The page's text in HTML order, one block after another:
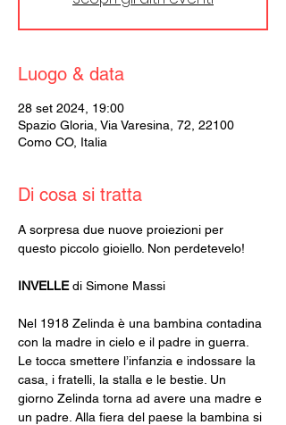
Luogo & data
28 set 2024, 19:00
Spazio Gloria, Via Varesina, 72, 22100
Como CO, Italia
Di cosa si tratta
A sorpresa due nuove proiezioni per
questo piccolo gioiello. Non perdetevelo!
INVELLE di Simone Massi
Nel 1918 Zelinda è una bambina contadina
con la madre in cielo e il padre in guerra.
Le tocca smettere l’infanzia e indossare la
casa, i fratelli, la stalla e le bestie. Un
giorno Zelinda torna ad avere una madre e
un padre. Alla fiera del paese la bambina si